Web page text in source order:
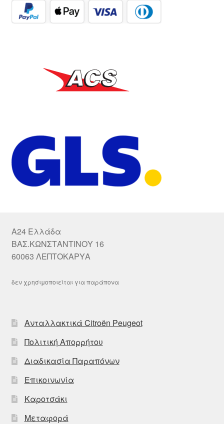
A24 Ελλάδα
ΒΑΣ.ΚΩΝΣΤΑΝΤΙΝΟΥ 16
60063 ΛΕΠΤΟΚΑΡΥΑ
δεν χρησιμοποιείται για παράπονα
Ανταλλακτικά Citroën Peugeot
Πολιτική Απορρήτου
Διαδικασία Παραπόνων
Επικοινωνία
Καροτσάκι
Μεταφορά